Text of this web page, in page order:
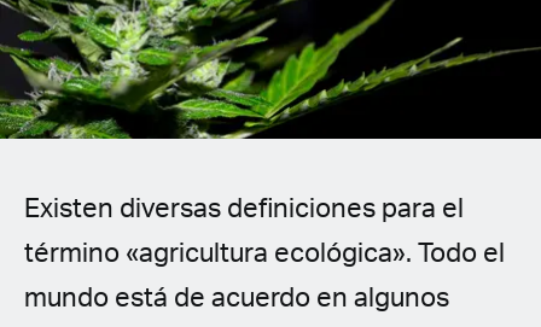
French
Italian
Polish
Existen diversas definiciones para el
término «agricultura ecológica». Todo el
mundo está de acuerdo en algunos